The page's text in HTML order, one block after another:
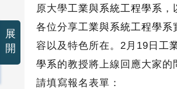
原大學工業與系統工程學系
各位分享工業與系統工程學系
容以及特色所在。 2 月 19日 工
學系的教授將上線回應大家的
請填寫報名表單：
展
開